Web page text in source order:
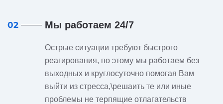
02 Мы работаем 24/7
Острые ситуации требуют быстрого
реагирования, по этому мы работаем без
выходных и круглосуточно помогая Вам
выйти из стресса,\решаить те или иные
проблемы не терпящие отлагательств